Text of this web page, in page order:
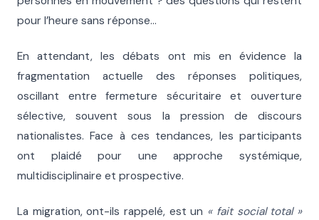
pour l’heure sans réponse…
En attendant, les débats ont mis en évidence la
fragmentation actuelle des réponses politiques,
oscillant entre fermeture sécuritaire et ouverture
sélective, souvent sous la pression de discours
nationalistes. Face à ces tendances, les participants
ont plaidé pour une approche systémique,
multidisciplinaire et prospective.
La migration, ont-ils rappelé, est un « fait social total »